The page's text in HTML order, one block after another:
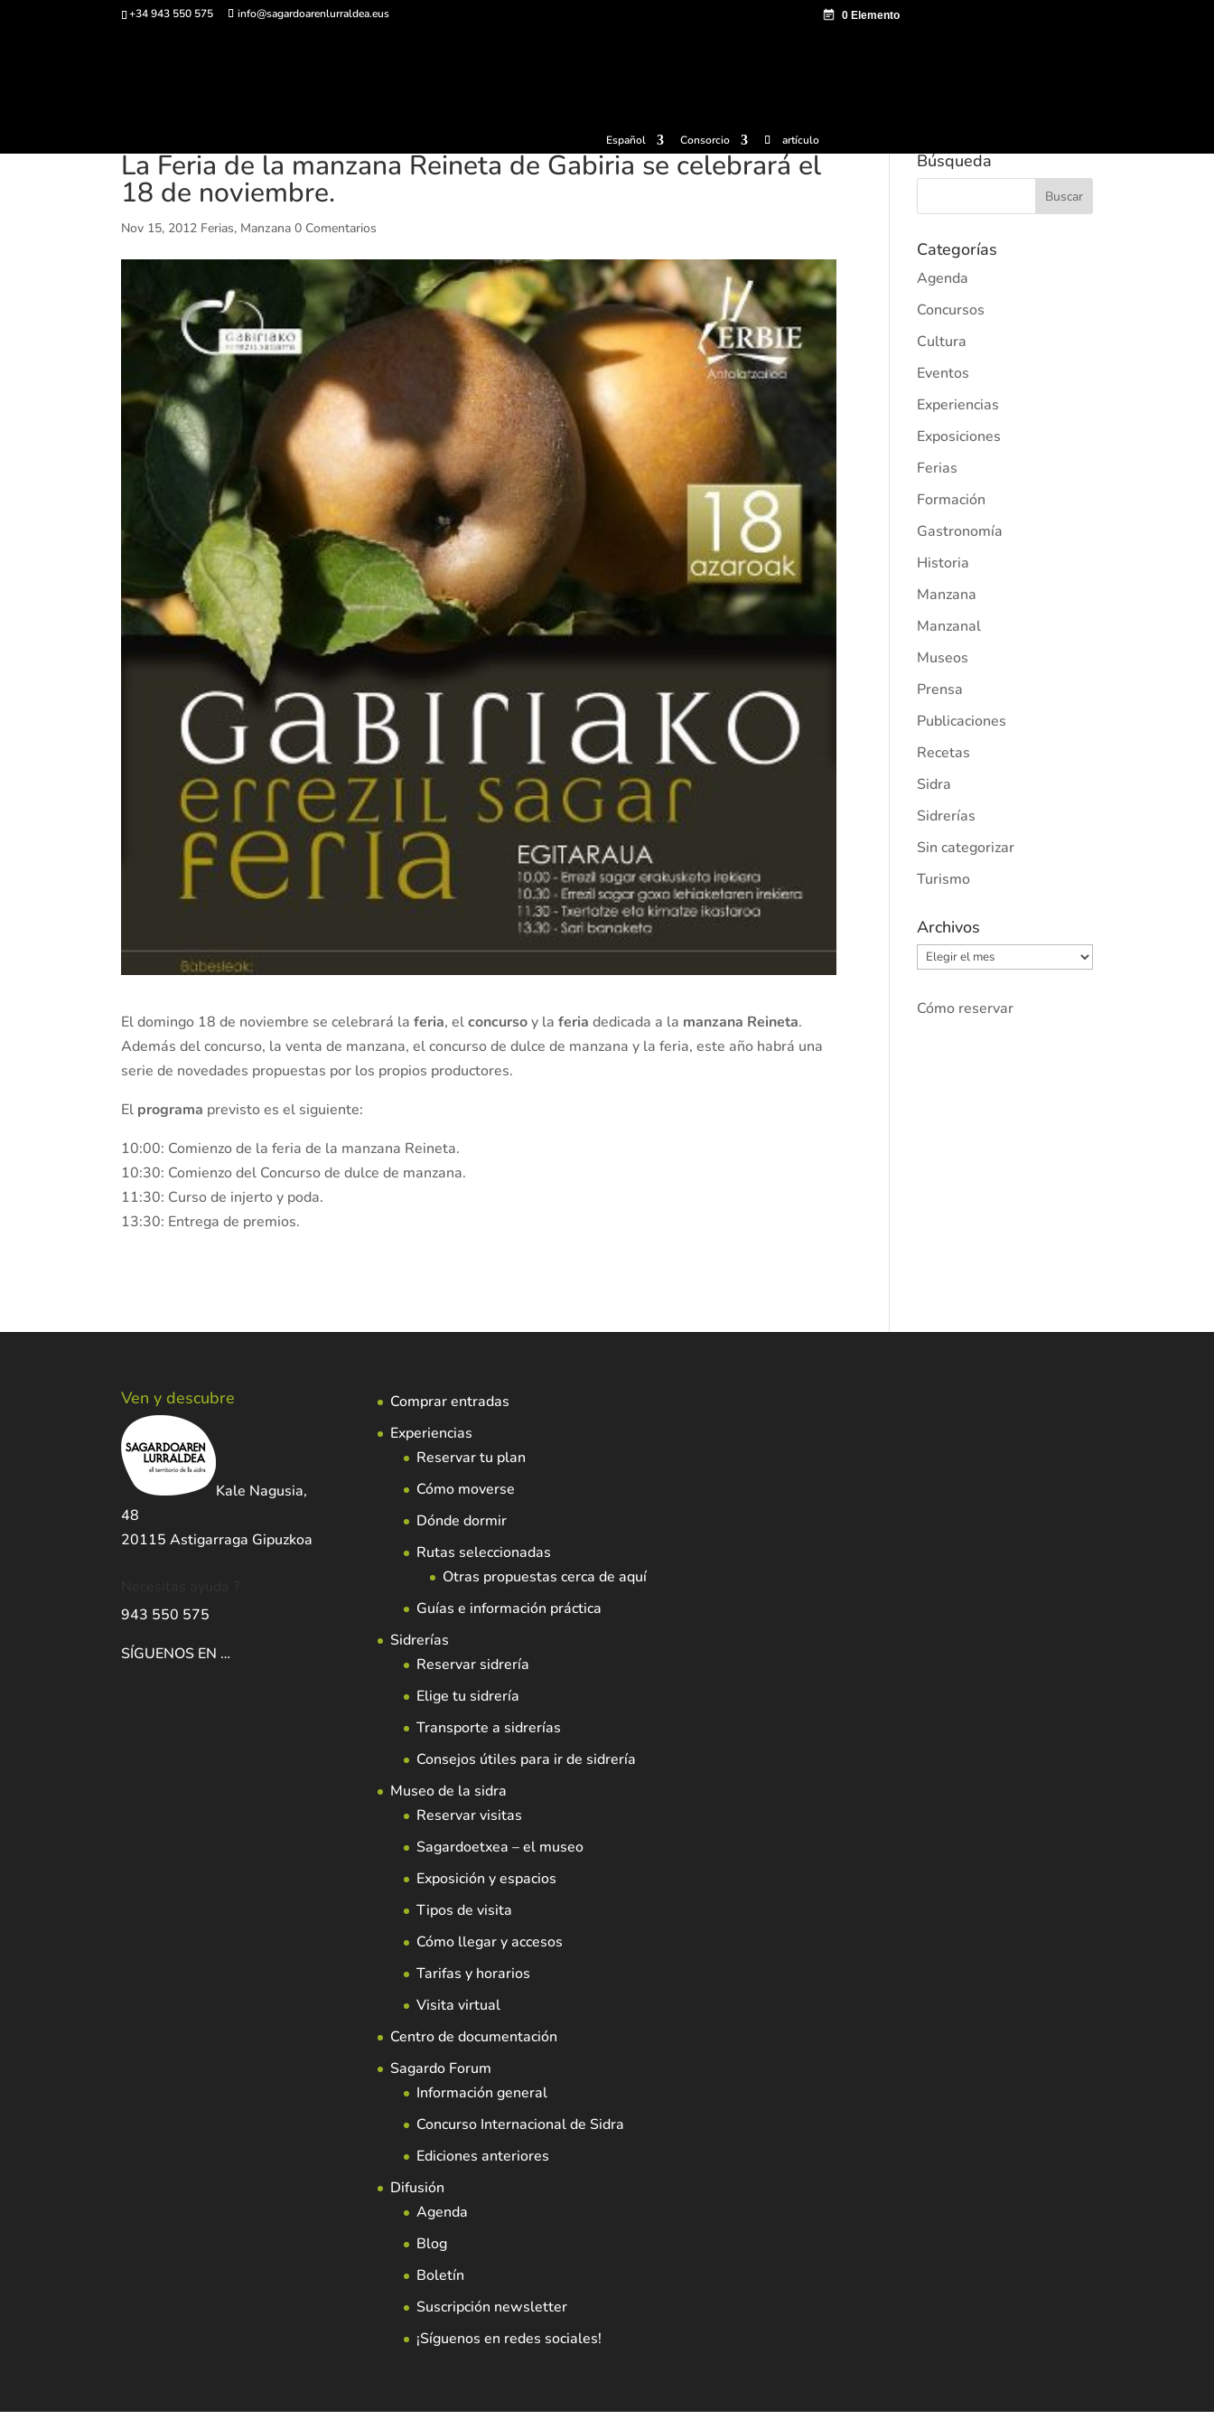
+34 943 550 575 info@sagardoarenlurraldea.eus
Español Consorcio artículo
La Feria de la manzana Reineta de Gabiria se celebrará el
18 de noviembre.
Nov 15, 2012 Ferias, Manzana 0 Comentarios
El domingo 18 de noviembre se celebrará laferia, elconcursoy laferiadedicada a la manzana Reineta.
Además del concurso, la venta de manzana, el concurso de dulce de manzana y la feria, este año habrá una
serie de novedades propuestas por los propios productores.
El programa previsto es el siguiente:
10:00: Comienzo de la feria de la manzana Reineta.
10:30: Comienzo del Concurso de dulce de manzana.
11:30: Curso de injerto y poda.
13:30: Entrega de premios.
Búsqueda
Categorías
Agenda
Concursos
Cultura
Eventos
Experiencias
Exposiciones
Ferias
Formación
Gastronomía
Historia
Manzana
Manzanal
Museos
Prensa
Publicaciones
Recetas
Sidra
Sidrerías
Sin categorizar
Turismo
Archivos
Archivos
Cómo reservar
Ven y descubre
Kale Nagusia,
48
20115 Astigarraga Gipuzkoa
943 550 575
SÍGUENOS EN …
Comprar entradas
Experiencias
Reservar tu plan
Cómo moverse
Dónde dormir
Rutas seleccionadas
Otras propuestas cerca de aquí
Guías e información práctica
Sidrerías
Reservar sidrería
Elige tu sidrería
Transporte a sidrerías
Consejos útiles para ir de sidrería
Museo de la sidra
Reservar visitas
Sagardoetxea – el museo
Exposición y espacios
Tipos de visita
Cómo llegar y accesos
Tarifas y horarios
Visita virtual
Centro de documentación
Sagardo Forum
Información general
Concurso Internacional de Sidra
Ediciones anteriores
Difusión
Agenda
Blog
Boletín
Suscripción newsletter
¡Síguenos en redes sociales!